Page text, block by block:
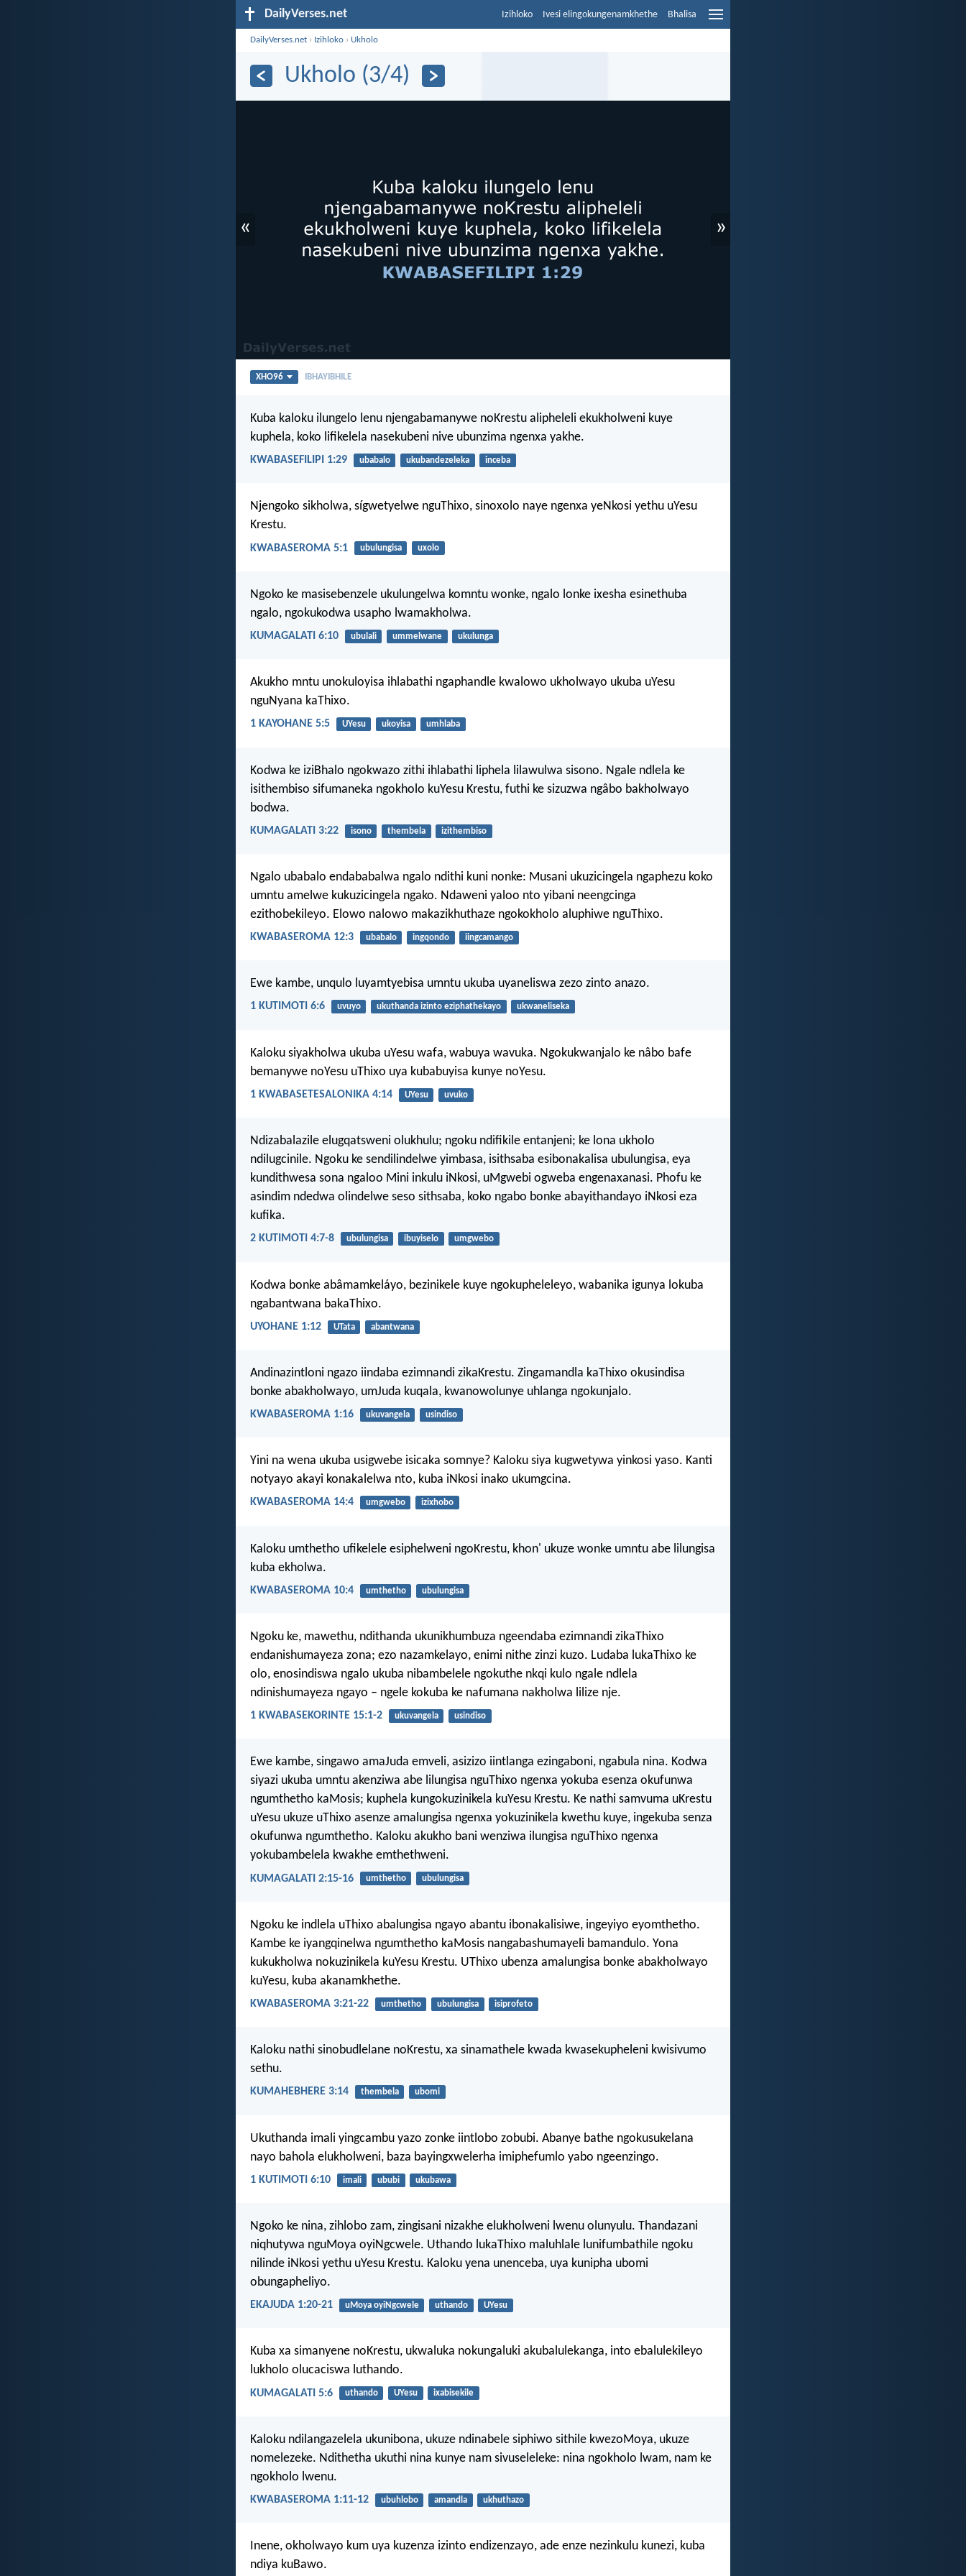
DailyVerses.net Izihloko Ivesi elingokungenamkhethe Bhalisa
DailyVerses.net › Izihloko › Ukholo
Ukholo (3/4)
« »
XHO96 IBHAYIBHILE
Kuba kaloku ilungelo lenu njengabamanywe noKrestu alipheleli ekukholweni kuye
kuphela, koko lifikelela nasekubeni nive ubunzima ngenxa yakhe.
KWABASEFILIPI 1:29 ubabalo ukubandezeleka inceba
Njengoko sikholwa, sígwetyelwe nguThixo, sinoxolo naye ngenxa yeNkosi yethu uYesu
Krestu.
KWABASEROMA 5:1 ubulungisa uxolo
Ngoko ke masisebenzele ukulungelwa komntu wonke, ngalo lonke ixesha esinethuba
ngalo, ngokukodwa usapho lwamakholwa.
KUMAGALATI 6:10 ubulali ummelwane ukulunga
Akukho mntu unokuloyisa ihlabathi ngaphandle kwalowo ukholwayo ukuba uYesu
nguNyana kaThixo.
1 KAYOHANE 5:5 UYesu ukoyisa umhlaba
Kodwa ke iziBhalo ngokwazo zithi ihlabathi liphela lilawulwa sisono. Ngale ndlela ke
isithembiso sifumaneka ngokholo kuYesu Krestu, futhi ke sizuzwa ngâbo bakholwayo
bodwa.
KUMAGALATI 3:22 isono thembela izithembiso
Ngalo ubabalo endababalwa ngalo ndithi kuni nonke: Musani ukuzicingela ngaphezu koko
umntu amelwe kukuzicingela ngako. Ndaweni yaloo nto yibani neengcinga
ezithobekileyo. Elowo nalowo makazikhuthaze ngokokholo aluphiwe nguThixo.
KWABASEROMA 12:3 ubabalo ingqondo iingcamango
Ewe kambe, unqulo luyamtyebisa umntu ukuba uyaneliswa zezo zinto anazo.
1 KUTIMOTI 6:6 uvuyo ukuthanda izinto eziphathekayo ukwaneliseka
Kaloku siyakholwa ukuba uYesu wafa, wabuya wavuka. Ngokukwanjalo ke nâbo bafe
bemanywe noYesu uThixo uya kubabuyisa kunye noYesu.
1 KWABASETESALONIKA 4:14 UYesu uvuko
Ndizabalazile elugqatsweni olukhulu; ngoku ndifikile entanjeni; ke lona ukholo
ndilugcinile. Ngoku ke sendilindelwe yimbasa, isithsaba esibonakalisa ubulungisa, eya
kundithwesa sona ngaloo Mini inkulu iNkosi, uMgwebi ogweba engenaxanasi. Phofu ke
asindim ndedwa olindelwe seso sithsaba, koko ngabo bonke abayithandayo iNkosi eza
kufika.
2 KUTIMOTI 4:7-8 ubulungisa ibuyiselo umgwebo
Kodwa bonke abâmamkeláyo, bezinikele kuye ngokupheleleyo, wabanika igunya lokuba
ngabantwana bakaThixo.
UYOHANE 1:12 UTata abantwana
Andinazintloni ngazo iindaba ezimnandi zikaKrestu. Zingamandla kaThixo okusindisa
bonke abakholwayo, umJuda kuqala, kwanowolunye uhlanga ngokunjalo.
KWABASEROMA 1:16 ukuvangela usindiso
Yini na wena ukuba usigwebe isicaka somnye? Kaloku siya kugwetywa yinkosi yaso. Kanti
notyayo akayi konakalelwa nto, kuba iNkosi inako ukumgcina.
KWABASEROMA 14:4 umgwebo izixhobo
Kaloku umthetho ufikelele esiphelweni ngoKrestu, khon' ukuze wonke umntu abe lilungisa
kuba ekholwa.
KWABASEROMA 10:4 umthetho ubulungisa
Ngoku ke, mawethu, ndithanda ukunikhumbuza ngeendaba ezimnandi zikaThixo
endanishumayeza zona; ezo nazamkelayo, enimi nithe zinzi kuzo. Ludaba lukaThixo ke
olo, enosindiswa ngalo ukuba nibambelele ngokuthe nkqi kulo ngale ndlela
ndinishumayeza ngayo – ngele kokuba ke nafumana nakholwa lilize nje.
1 KWABASEKORINTE 15:1-2 ukuvangela usindiso
Ewe kambe, singawo amaJuda emveli, asizizo iintlanga ezingaboni, ngabula nina. Kodwa
siyazi ukuba umntu akenziwa abe lilungisa nguThixo ngenxa yokuba esenza okufunwa
ngumthetho kaMosis; kuphela kungokuzinikela kuYesu Krestu. Ke nathi samvuma uKrestu
uYesu ukuze uThixo asenze amalungisa ngenxa yokuzinikela kwethu kuye, ingekuba senza
okufunwa ngumthetho. Kaloku akukho bani wenziwa ilungisa nguThixo ngenxa
yokubambelela kwakhe emthethweni.
KUMAGALATI 2:15-16 umthetho ubulungisa
Ngoku ke indlela uThixo abalungisa ngayo abantu ibonakalisiwe, ingeyiyo eyomthetho.
Kambe ke iyangqinelwa ngumthetho kaMosis nangabashumayeli bamandulo. Yona
kukukholwa nokuzinikela kuYesu Krestu. UThixo ubenza amalungisa bonke abakholwayo
kuYesu, kuba akanamkhethe.
KWABASEROMA 3:21-22 umthetho ubulungisa isiprofeto
Kaloku nathi sinobudlelane noKrestu, xa sinamathele kwada kwasekupheleni kwisivumo
sethu.
KUMAHEBHERE 3:14 thembela ubomi
Ukuthanda imali yingcambu yazo zonke iintlobo zobubi. Abanye bathe ngokusukelana
nayo bahola elukholweni, baza bayingxwelerha imiphefumlo yabo ngeenzingo.
1 KUTIMOTI 6:10 imali ububi ukubawa
Ngoko ke nina, zihlobo zam, zingisani nizakhe elukholweni lwenu olunyulu. Thandazani
niqhutywa nguMoya oyiNgcwele. Uthando lukaThixo maluhlale lunifumbathile ngoku
nilinde iNkosi yethu uYesu Krestu. Kaloku yena unenceba, uya kunipha ubomi
obungapheliyo.
EKAJUDA 1:20-21 uMoya oyiNgcwele uthando UYesu
Kuba xa simanyene noKrestu, ukwaluka nokungaluki akubalulekanga, into ebalulekileyo
lukholo olucaciswa luthando.
KUMAGALATI 5:6 uthando UYesu ixabisekile
Kaloku ndilangazelela ukunibona, ukuze ndinabele siphiwo sithile kwezoMoya, ukuze
nomelezeke. Ndithetha ukuthi nina kunye nam sivuseleleke: nina ngokholo lwam, nam ke
ngokholo lwenu.
KWABASEROMA 1:11-12 ubuhlobo amandla ukhuthazo
Inene, okholwayo kum uya kuzenza izinto endizenzayo, ade enze nezinkulu kunezi, kuba
ndiya kuBawo.